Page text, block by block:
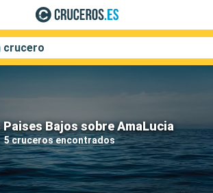
Bajos sobre AmaLucia
5 cruceros encontrados
crucero
Compañías